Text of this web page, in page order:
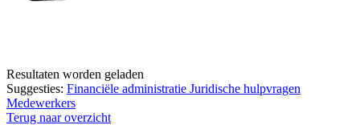
Resultaten worden geladen
Suggesties: Financiële administratie Juridische hulpvragen
Medewerkers
Terug naar overzicht